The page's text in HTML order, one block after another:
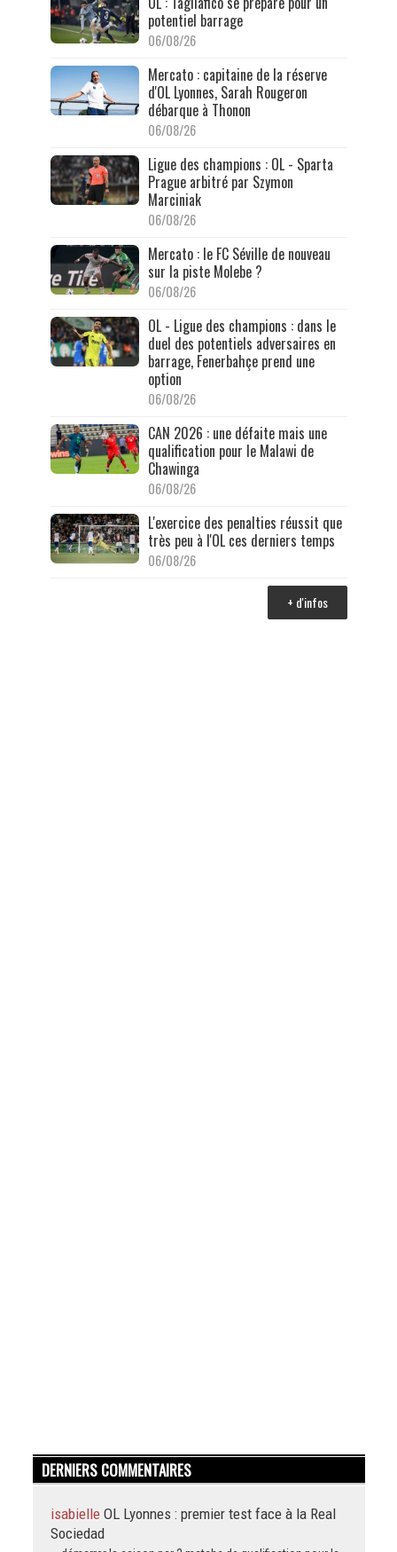
potentiel barrage
06/08/26
Mercato : capitaine de la réserve
d'OL Lyonnes, Sarah Rougeron
débarque à Thonon
06/08/26
Ligue des champions : OL - Sparta
Prague arbitré par Szymon
Marciniak
06/08/26
Mercato : le FC Séville de nouveau
sur la piste Molebe ?
06/08/26
OL - Ligue des champions : dans le
duel des potentiels adversaires en
barrage, Fenerbahçe prend une
option
06/08/26
CAN 2026 : une défaite mais une
qualification pour le Malawi de
Chawinga
06/08/26
L'exercice des penalties réussit que
très peu à l'OL ces derniers temps
06/08/26
+ d'infos
DERNIERS COMMENTAIRES
isabielle OL Lyonnes : premier test face à la Real
Sociedad